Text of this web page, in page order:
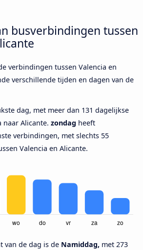
busverbindingen tussen
verbindingen tussen Valencia en
verschillende tijden en dagen van de
dag, met meer dan 131 dagelijkse
naar Alicante. zondag heeft
verbindingen, met slechts 55
Valencia en Alicante.
van de dag is de Namiddag, met 273